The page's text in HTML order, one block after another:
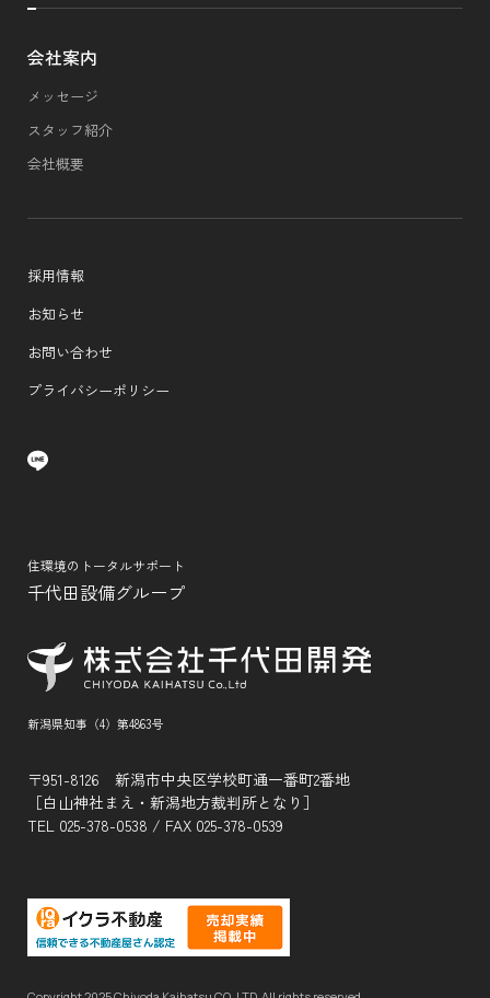
会社案内
メッセージ
スタッフ紹介
会社概要
採用情報
お知らせ
お問い合わせ
プライバシーポリシー
住環境のトータルサポート
千代田設備グループ
新潟県知事（4）第4863号
〒951-8126 新潟市中央区学校町通一番町2番地
［白山神社まえ・新潟地方裁判所となり］
TEL 025-378-0538 / FAX 025-378-0539